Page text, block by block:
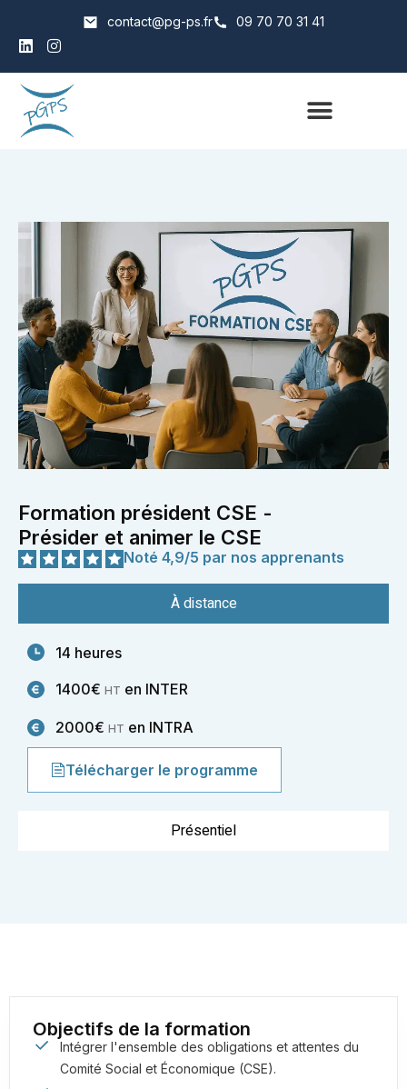
contact@pg-ps.fr 09 70 70 31 41
Formation président CSE -
Présider et animer le CSE
Noté 4,9/5 par nos apprenants
À distance
Présentiel
14 heures
1400€ HT en INTER
2000€ HT en INTRA
Télécharger le programme
Objectifs de la formation
Intégrer l'ensemble des obligations et attentes du
Comité Social et Économique (CSE).